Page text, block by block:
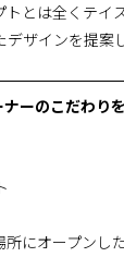
とは全くテイ
ザインを提案
ーのこだわり
にオープンし